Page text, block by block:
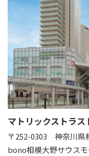
マトリックストラ
〒252-0303 神奈川県
bono相模大野サウス